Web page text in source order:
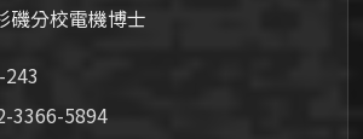
磯分校電機博士
3366-5894